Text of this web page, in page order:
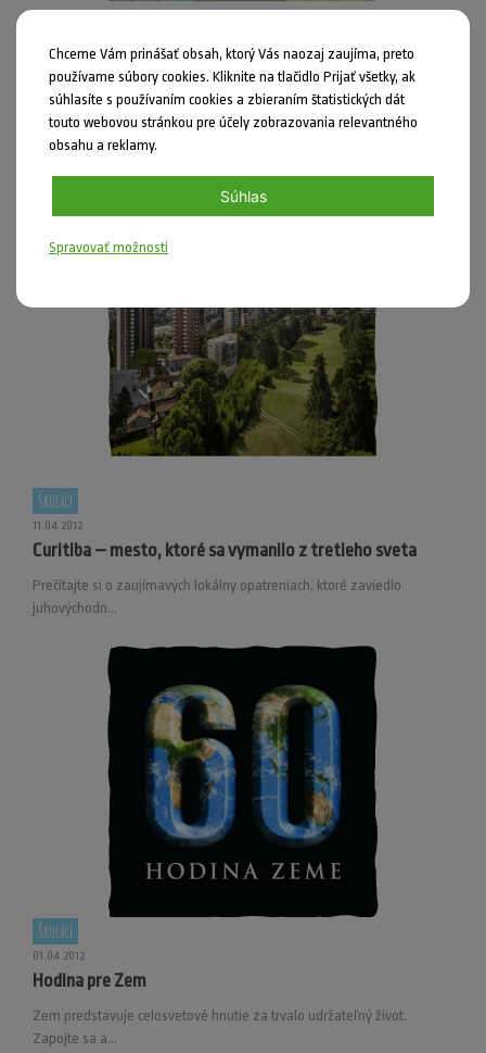
Školáci
16.04.2012
Vyhodnotenie jarných súťaží 2012
31.marec bol termínom uzávierky až troch jarných súťaží vyhlasovaných
Strom...
Školáci
11.04.2012
Curitiba – mesto, ktoré sa vymanilo z tretieho sveta
Prečítajte si o zaujímavých lokálny opatreniach, ktoré zaviedlo
juhovýchodn...
Školáci
01.04.2012
Hodina pre Zem
Zem predstavuje celosvetové hnutie za trvalo udržateľný život.
Zapojte sa a...
Chceme Vám prinášať obsah, ktorý Vás naozaj zaujíma, preto
používame súbory cookies. Kliknite na tlačidlo Prijať všetky, ak
súhlasíte s používaním cookies a zbieraním štatistických dát
touto webovou stránkou pre účely zobrazovania relevantného
obsahu a reklamy.
Súhlas
Spravovať možnosti